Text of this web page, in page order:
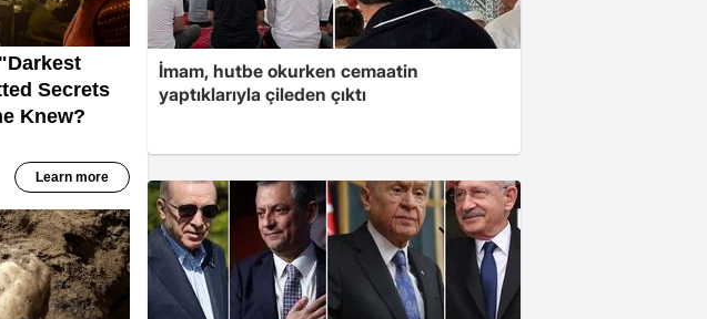
İmam, hutbe okurken cemaatin
yaptıklarıyla çileden çıktı